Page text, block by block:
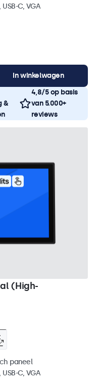
C, VGA
In winkelwagen
&
4,8/5 op basis
van 5.000+
reviews
(High-
paneel
C, VGA